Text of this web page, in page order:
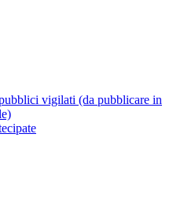
vigilati (da pubblicare in